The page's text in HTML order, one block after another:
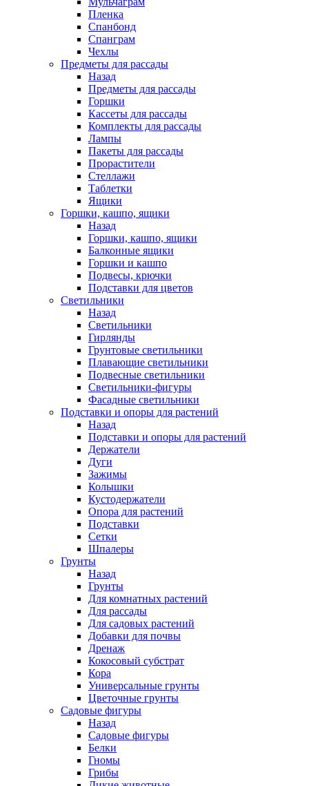
Пленка
Спанбонд
Спанграм
Чехлы
Предметы для рассады
Назад
Предметы для рассады
Горшки
Кассеты для рассады
Комплекты для рассады
Лампы
Пакеты для рассады
Прорастители
Стеллажи
Таблетки
Ящики
Горшки, кашпо, ящики
Назад
Горшки, кашпо, ящики
Балконные ящики
Горшки и кашпо
Подвесы, крючки
Подставки для цветов
Светильники
Назад
Светильники
Гирлянды
Грунтовые светильники
Плавающие светильники
Подвесные светильники
Светильники-фигуры
Фасадные светильники
Подставки и опоры для растений
Назад
Подставки и опоры для растений
Держатели
Дуги
Зажимы
Колышки
Кустодержатели
Опора для растений
Подставки
Сетки
Шпалеры
Грунты
Назад
Грунты
Для комнатных растений
Для рассады
Для садовых растений
Добавки для почвы
Дренаж
Кокосовый субстрат
Кора
Универсальные грунты
Цветочные грунты
Садовые фигуры
Назад
Садовые фигуры
Белки
Гномы
Грибы